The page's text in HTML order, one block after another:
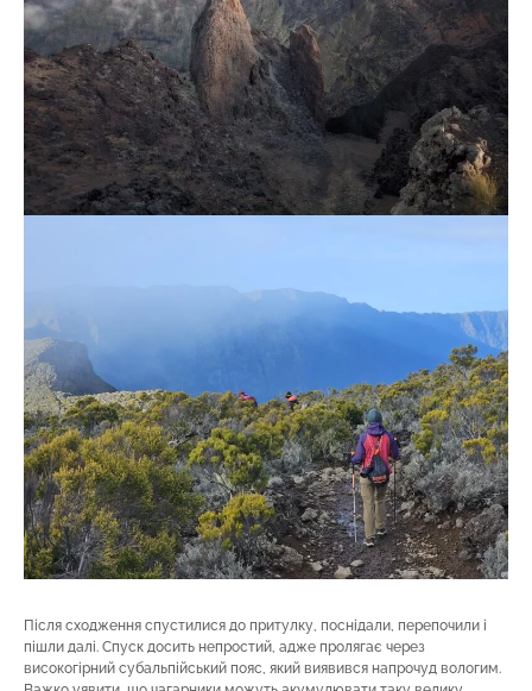
Після сходження спустилися до притулку, поснідали, перепочили і
пішли далі. Спуск досить непростий, адже пролягає через
високогірний субальпійський пояс, який виявився напрочуд вологим.